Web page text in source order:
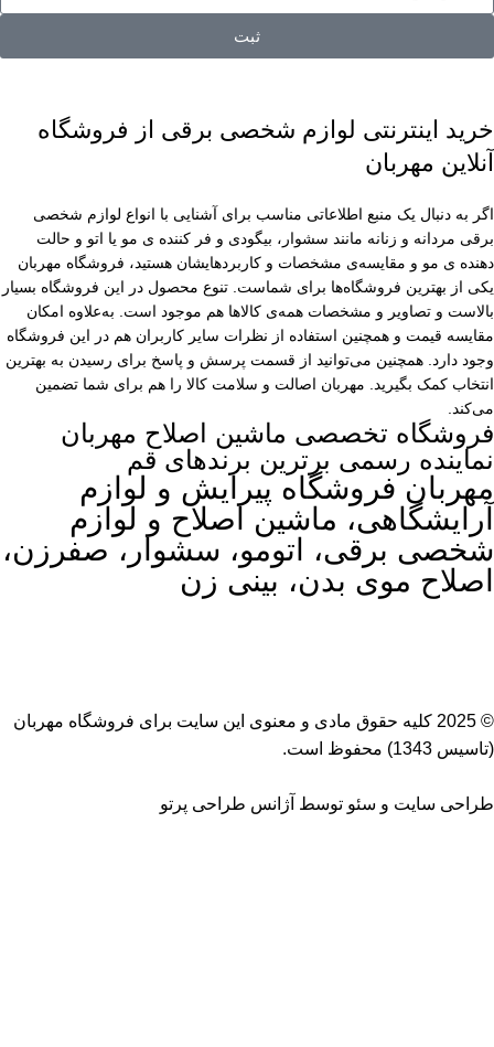
ثبت
خرید اینترنتی لوازم شخصی برقی از فروشگاه
آنلاین مهربان
اگر به دنبال یک منبع اطلاعاتی مناسب برای آشنایی با انواع لوازم شخصی
برقی مردانه و زنانه مانند سشوار، بیگودی و فر کننده ی مو یا اتو و حالت
دهنده ی مو و مقایسه‌ی مشخصات و کاربردهایشان هستید، فروشگاه مهربان
یکی از بهترین فروشگاه‌ها برای شماست. تنوع محصول در این فروشگاه بسیار
بالاست و تصاویر و مشخصات همه‌ی کالاها هم موجود است. به‌علاوه امکان
مقایسه قیمت و همچنین استفاده از نظرات سایر کاربران هم در این فروشگاه
وجود دارد. همچنین می‌توانید از قسمت پرسش و پاسخ برای رسیدن به بهترین
انتخاب کمک بگیرید. مهربان اصالت و سلامت کالا را هم برای شما تضمین
می‌کند.
فروشگاه تخصصی ماشین اصلاح مهربان
نماینده رسمی برترین برندهای قم
مهربان فروشگاه پیرایش و لوازم
آرایشگاهی، ماشین اصلاح و لوازم
شخصی برقی، اتومو، سشوار، صفرزن،
اصلاح موی بدن، بینی زن
© 2025 کلیه حقوق مادی و معنوی این سایت برای
فروشگاه مهربان
(تاسیس 1343) محفوظ است.
طراحی سایت و سئو توسط آژانس طراحی پرتو